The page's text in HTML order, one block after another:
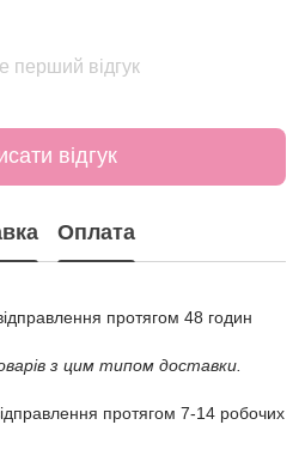
перший відгук
відгук
Оплата
протягом 48 годин
з цим типом доставки.
протягом 7-14 робочих